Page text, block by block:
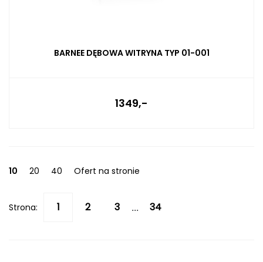
BARNEE DĘBOWA WITRYNA TYP 01-001
1349,-
10 20 40 Ofert na stronie
Strona: ...